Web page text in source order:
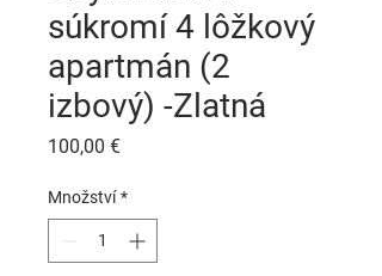
súkromí 4 lôžkový
apartmán (2
izbový) -Zlatná
100,00 €Cena
Množství *